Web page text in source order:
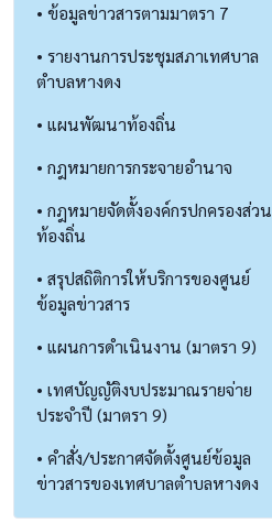
• ข้อมูลข่าวสารตามมาตรา 7
• รายงานการประชุมสภาเทศบาล
ตำบลหางดง
• แผนพัฒนาท้องถิ่น
• กฎหมายการกระจายอำนาจ
• กฎหมายจัดตั้งองค์กรปกครองส่วน
ท้องถิ่น
• สรุปสถิติการให้บริการของศูนย์
ข้อมูลข่าวสาร
• แผนการดำเนินงาน (มาตรา 9)
• เทศบัญญัติงบประมาณรายจ่าย
ประจำปี (มาตรา 9)
• คำสั่ง/ประกาศจัดตั้งศูนย์ข้อมูล
ข่าวสารของเทศบาลตำบลหางดง